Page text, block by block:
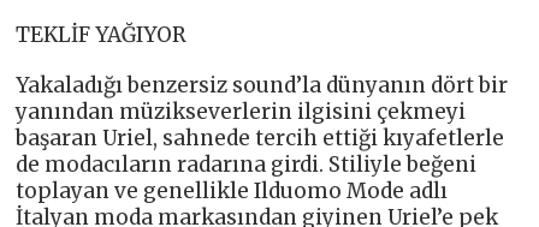
TEKLİF YAĞIYOR
Yakaladığı benzersiz sound’la dünyanın dört bir
yanından müzikseverlerin ilgisini çekmeyi
başaran Uriel, sahnede tercih ettiği kıyafetlerle
de modacıların radarına girdi. Stiliyle beğeni
toplayan ve genellikle Ilduomo Mode adlı
İtalyan moda markasından giyinen Uriel’e pek